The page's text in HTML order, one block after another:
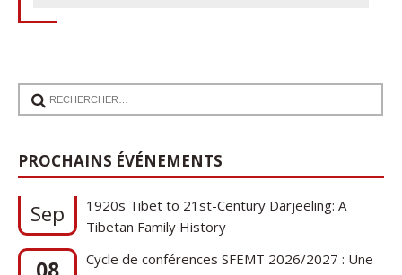
PROCHAINS ÉVÉNEMENTS
17
Communication de Ann Tashi Slater : From
1920s Tibet to 21st-Century Darjeeling: A
Tibetan Family History
08
Cycle de conférences SFEMT 2026/2027 : Une
note sur le tibétain ga gon, toponyme et